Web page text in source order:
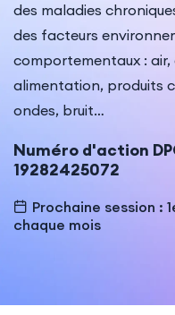
des maladies
des facteurs
comportementaux : air,
alimentation, produits
ondes, bruit…
Numéro d'action
19282425072
Prochaine session :
chaque mois